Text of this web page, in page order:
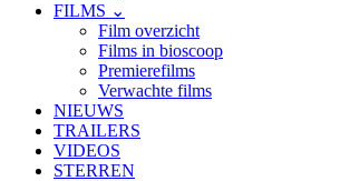
FILMS ⌄
Film overzicht
Films in bioscoop
Premierefilms
Verwachte films
NIEUWS
TRAILERS
VIDEOS
STERREN